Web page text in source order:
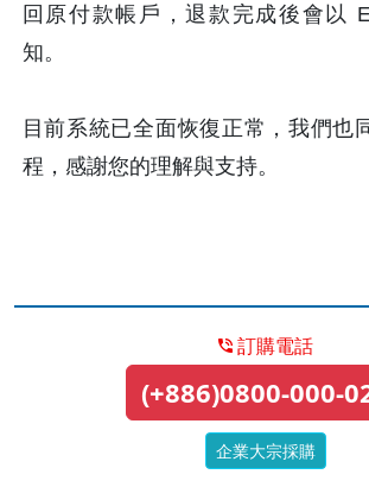
回原付款帳戶，退款完成後會以
知。
目前系統已全面恢復正常，我們也
程，感謝您的理解與支持。
訂購電話
(+886)0800-000-
企業大宗採購